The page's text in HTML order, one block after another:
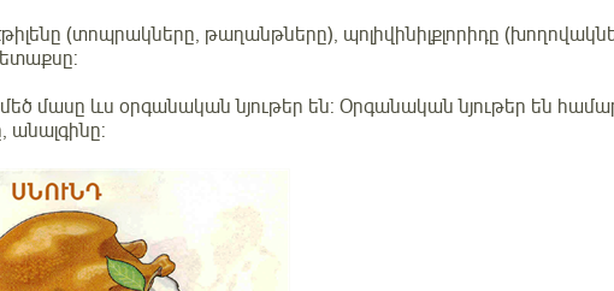
(տոպրակները, թաղանթները), պոլիվինիլքլորիդը
մասը ևս օրգանական նյութեր են: Օրգանական նյութեր են
անալգինը: